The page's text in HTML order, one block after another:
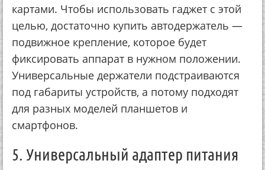
картами. Чтобы использовать гаджет с этой
целью, достаточно купить автодержатель —
подвижное крепление, которое будет
фиксировать аппарат в нужном положении.
Универсальные держатели подстраиваются
под габариты устройств, а потому подходят
для разных моделей планшетов и
смартфонов.
5. Универсальный адаптер питания